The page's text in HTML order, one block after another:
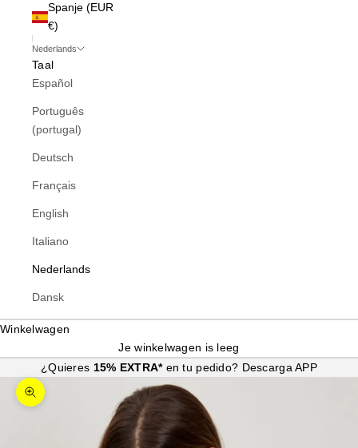
Spanje (EUR
€)
Nederlands
Taal
Español
Português
(portugal)
Deutsch
Français
English
Italiano
Nederlands
Dansk
Winkelwagen
Je winkelwagen is leeg
¿Quieres 15% EXTRA* en tu pedido? Descarga APP
In-/uitzoomen